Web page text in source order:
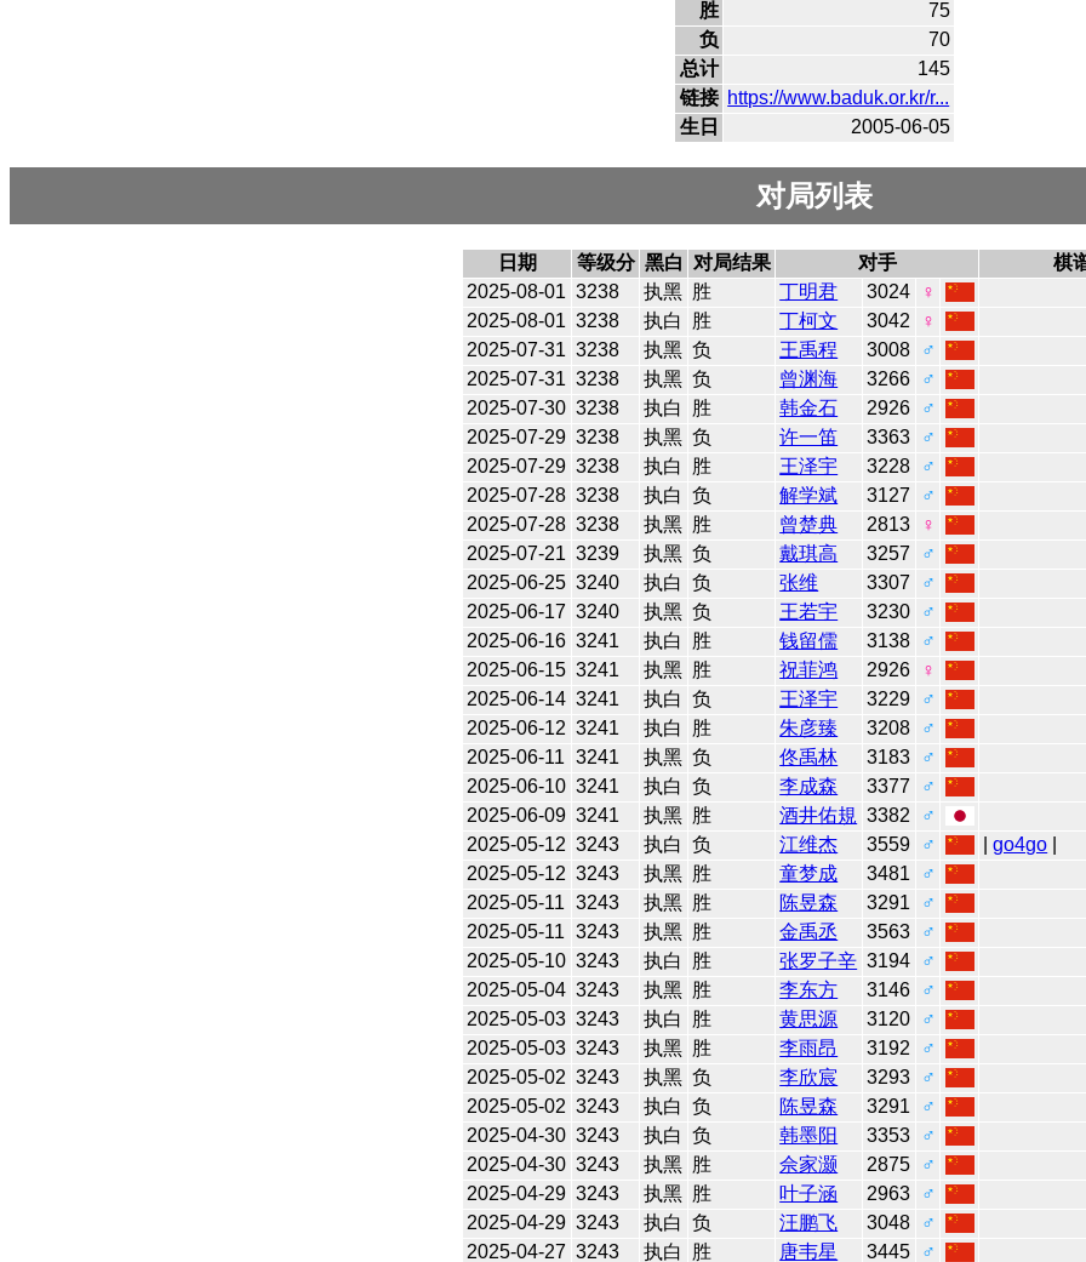
胜
75
负
70
总计
145
链接 https://www.baduk.or.kr/r...
生日
2005-06-05
对局列表
日期 等级分 黑白 对局结果 对手
棋
2025-08-01 3238 执黑 胜 丁明君 3024
♀
2025-08-01 3238 执白 胜 丁柯文 3042
♀
2025-07-31 3238 执黑 负 王禹程 3008
♂
2025-07-31 3238 执黑 负 曾渊海 3266
♂
2025-07-30 3238 执白 胜 韩金石 2926
♂
2025-07-29 3238 执黑 负 许一笛 3363
♂
2025-07-29 3238 执白 胜 王泽宇 3228
♂
2025-07-28 3238 执白 负 解学斌 3127
♂
2025-07-28 3238 执黑 胜 曾楚典 2813
♀
2025-07-21 3239 执黑 负 戴琪高 3257
♂
2025-06-25 3240 执白 负 张维 3307
♂
2025-06-17 3240 执黑 负 王若宇 3230
♂
2025-06-16 3241 执白 胜 钱留儒 3138
♂
2025-06-15 3241 执黑 胜 祝菲鸿 2926
♀
2025-06-14 3241 执白 负 王泽宇 3229
♂
2025-06-12 3241 执白 胜 朱彦臻 3208
♂
2025-06-11 3241 执黑 负 佟禹林 3183
♂
2025-06-10 3241 执白 负 李成森 3377
♂
2025-06-09 3241 执黑 胜 酒井佑規 3382
♂
2025-05-12 3243 执白 负 江维杰 3559 ♂ |go4go
2025-05-12 3243 执黑 胜 童梦成 3481
♂
2025-05-11 3243 执黑 胜 陈昱森 3291
♂
2025-05-11 3243 执黑 胜 金禹丞 3563
♂
2025-05-10 3243 执白 胜 张罗子辛 3194
♂
2025-05-04 3243 执黑 胜 李东方 3146
♂
2025-05-03 3243 执白 胜 黄思源 3120
♂
2025-05-03 3243 执黑 胜 李雨昂 3192
♂
2025-05-02 3243 执黑 负 李欣宸 3293
♂
2025-05-02 3243 执白 负 陈昱森 3291
♂
2025-04-30 3243 执白 负 韩墨阳 3353
♂
2025-04-30 3243 执黑 胜 佘家灏 2875
♂
2025-04-29 3243 执黑 胜 叶子涵 2963
♂
2025-04-29 3243 执白 负 汪鹏飞 3048
♂
2025-04-27 3243 执白 胜 唐韦星 3445
♂